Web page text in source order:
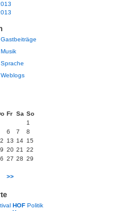
Gastbeiträge
Musik
Sprache
Weblogs
Fr Sa So
1
6 7
8
13 14 15
20 21
22
27 28 29
>>
HOF Politik